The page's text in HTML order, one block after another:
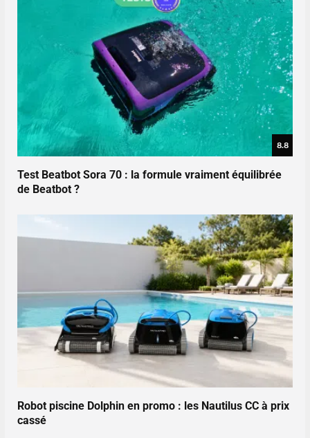
8.8
Test Beatbot Sora 70 : la formule vraiment équilibrée
de Beatbot ?
Robot piscine Dolphin en promo : les Nautilus CC à prix
cassé